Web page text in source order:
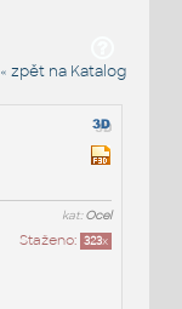
« zpět na Katalog
kat:Ocel
Staženo: 323x